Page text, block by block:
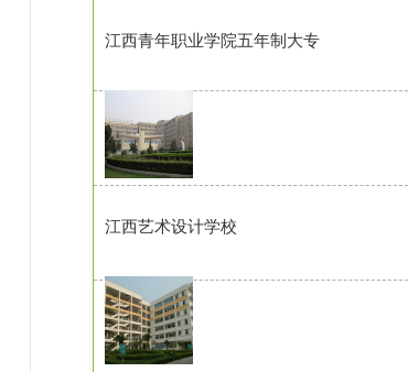
江西青年职业学院五年制大专
江西艺术设计学校